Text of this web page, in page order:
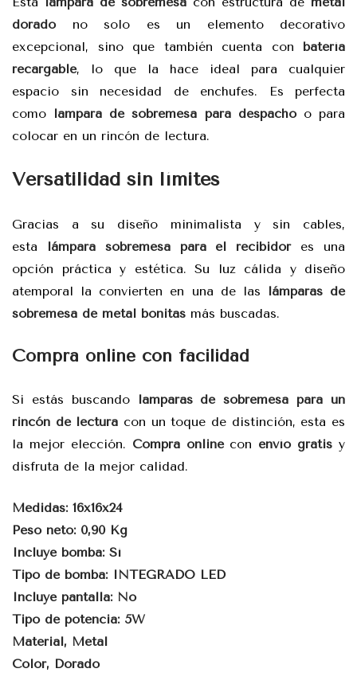
doradono solo es un elemento decorativo
excepcional, sino que también cuenta con batería
recargable, lo que la hace ideal para cualquier
espacio sin necesidad de enchufes. Es perfecta
como lampara de sobremesa para despachoo para
colocar en un rincón de lectura.
Versatilidad sin límites
Gracias a su diseño minimalista y sin cables,
esta
lámpara sobremesa para el recibidores una
opción práctica y estética. Su luz cálida y diseño
atemporal la convierten en una de las
lámparas de
sobremesa de metal bonitas más buscadas.
Compra online con facilidad
Si estás buscando
lamparas de sobremesa para un
rincón de lectura con un toque de distinción, esta es
la mejor elección. Compra onlinecon envío gratis y
disfruta de la mejor calidad.
Medidas: 16x16x24
Peso neto: 0,90 Kg
Incluye bomba: Sí
Tipo de bomba: INTEGRADO LED
Incluye pantalla: No
Tipo de potencia: 5W
Material, Metal
Color, Dorado